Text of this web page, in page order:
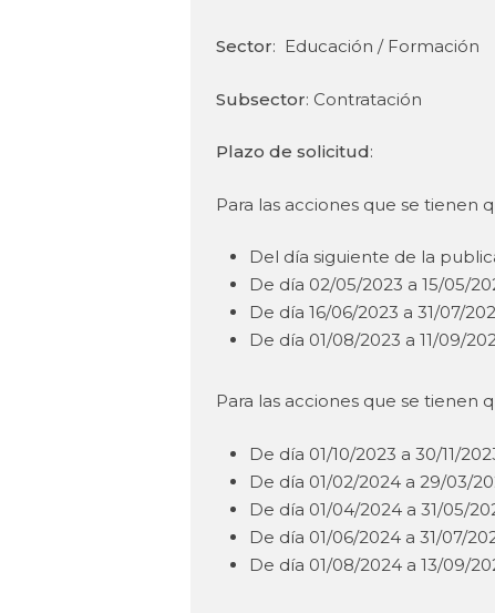
Sector: Educación / Formación
Subsector: Contratación
Plazo de solicitud:
Para las acciones que se tienen
Del día siguiente de la
De día 02/05/2023 a 15/05/
De día 16/06/2023 a 31/07/
De día 01/08/2023 a 11/09/
Para las acciones que se tienen
De día 01/10/2023 a 30/11/
De día 01/02/2024 a 29/03/
De día 01/04/2024 a 31/05/
De día 01/06/2024 a 31/07/
De día 01/08/2024 a 13/09/